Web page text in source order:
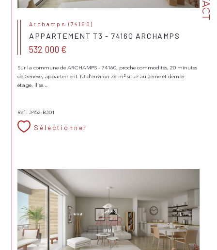
Archamps (74160)
APPARTEMENT T3 - 74160 ARCHAMPS
532 000 €
Sur la commune de ARCHAMPS - 74160, proche commodités, 20 minutes
de Genève, appartement T3 d'environ 78 m² situé au 3ème et dernier
étage, il se...
Réf : 3452-B301
Sélectionner